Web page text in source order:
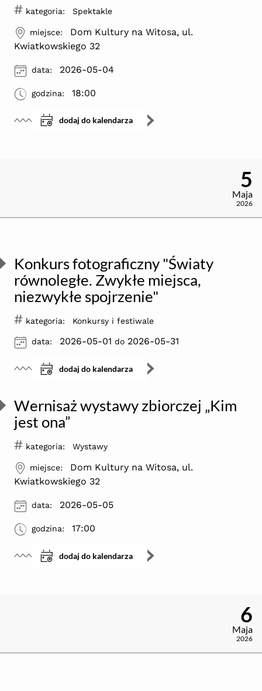
dodaj do kalendarza
# kategoria: Spektakle
ikona
miejsce:
Dom Kultury na Witosa, ul.
Kwiatkowskiego 32
ikona
data: 2026-05-04
ikona
godzina: 18:00
5
Maja
2026
Konkurs fotograficzny "Światy
równoległe. Zwykłe miejsca,
niezwykłe spojrzenie"
dodaj do kalendarza
# kategoria: Konkursy i festiwale
ikona
data: 2026-05-01 do 2026-05-31
Wernisaż wystawy zbiorczej „Kim
jest ona”
dodaj do kalendarza
# kategoria: Wystawy
ikona
miejsce:
Dom Kultury na Witosa, ul.
Kwiatkowskiego 32
ikona
data: 2026-05-05
ikona
godzina: 17:00
6
Maja
2026